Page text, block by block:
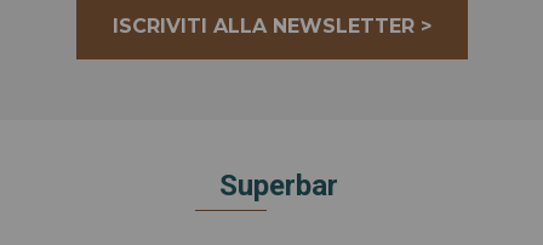
ISCRIVITI ALLA NEWSLETTER >
Superbar